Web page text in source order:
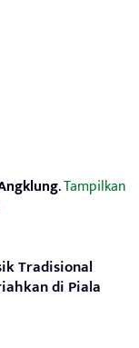
.Tampilkan
Tradisional
di Piala